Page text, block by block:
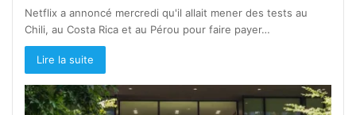
Netflix a annoncé mercredi qu'il allait mener des tests au
Chili, au Costa Rica et au Pérou pour faire payer…
Lire la suite